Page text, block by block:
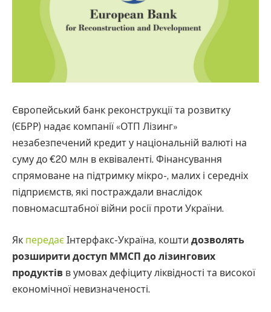
Європейський банк реконструкції та розвитку
(ЄБРР) надає компанії «ОТП Лізинг»
незабезпечений кредит у національній валюті на
суму до €20 млн в еквіваленті. Фінансування
спрямоване на підтримку мікро-, малих і середніх
підприємств, які постраждали внаслідок
повномасштабної війни росії проти України.
Як передає Інтерфакс-Україна, кошти дозволять
розширити доступ ММСП до лізингових
продуктів в умовах дефіциту ліквідності та високої
економічної невизначеності.